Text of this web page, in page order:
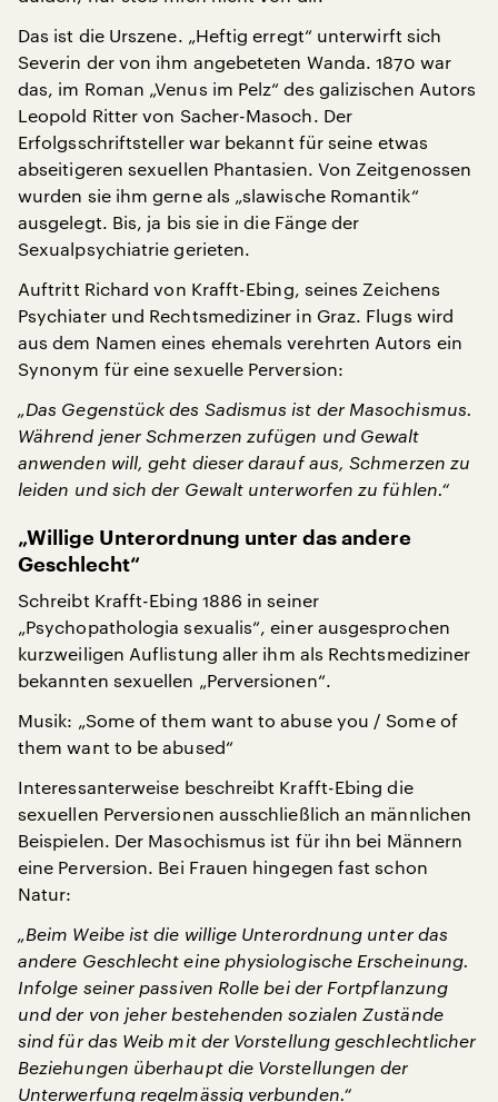
Das ist die Urszene. „Heftig erregt“ unterwirft sich
Severin der von ihm angebeteten Wanda. 1870 war
das, im Roman „Venus im Pelz“ des galizischen Autors
Leopold Ritter von Sacher-Masoch. Der
Erfolgsschriftsteller war bekannt für seine etwas
abseitigeren sexuellen Phantasien. Von Zeitgenossen
wurden sie ihm gerne als „slawische Romantik“
ausgelegt. Bis, ja bis sie in die Fänge der
Sexualpsychiatrie gerieten.
Auftritt Richard von Krafft-Ebing, seines Zeichens
Psychiater und Rechtsmediziner in Graz. Flugs wird
aus dem Namen eines ehemals verehrten Autors ein
Synonym für eine sexuelle Perversion:
„Das Gegenstück des Sadismus ist der Masochismus.
Während jener Schmerzen zufügen und Gewalt
anwenden will, geht dieser darauf aus, Schmerzen zu
leiden und sich der Gewalt unterworfen zu fühlen.“
„Willige Unterordnung unter das andere
Geschlecht“
Schreibt Krafft-Ebing 1886 in seiner
„Psychopathologia sexualis“, einer ausgesprochen
kurzweiligen Auflistung aller ihm als Rechtsmediziner
bekannten sexuellen „Perversionen“.
Musik: „Some of them want to abuse you / Some of
them want to be abused“
Interessanterweise beschreibt Krafft-Ebing die
sexuellen Perversionen ausschließlich an männlichen
Beispielen. Der Masochismus ist für ihn bei Männern
eine Perversion. Bei Frauen hingegen fast schon
Natur:
„Beim Weibe ist die willige Unterordnung unter das
andere Geschlecht eine physiologische Erscheinung.
Infolge seiner passiven Rolle bei der Fortpflanzung
und der von jeher bestehenden sozialen Zustände
sind für das Weib mit der Vorstellung geschlechtlicher
Beziehungen überhaupt die Vorstellungen der
Unterwerfung regelmässig verbunden.“